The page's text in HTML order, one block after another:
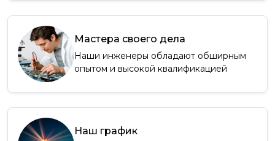
Мастера своего дела
Наши инженеры обладают обширным
опытом и высокой квалификацией
Наш график